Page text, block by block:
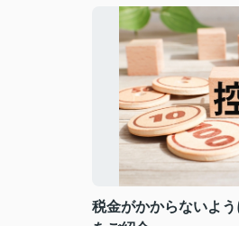
税金がかからないよ